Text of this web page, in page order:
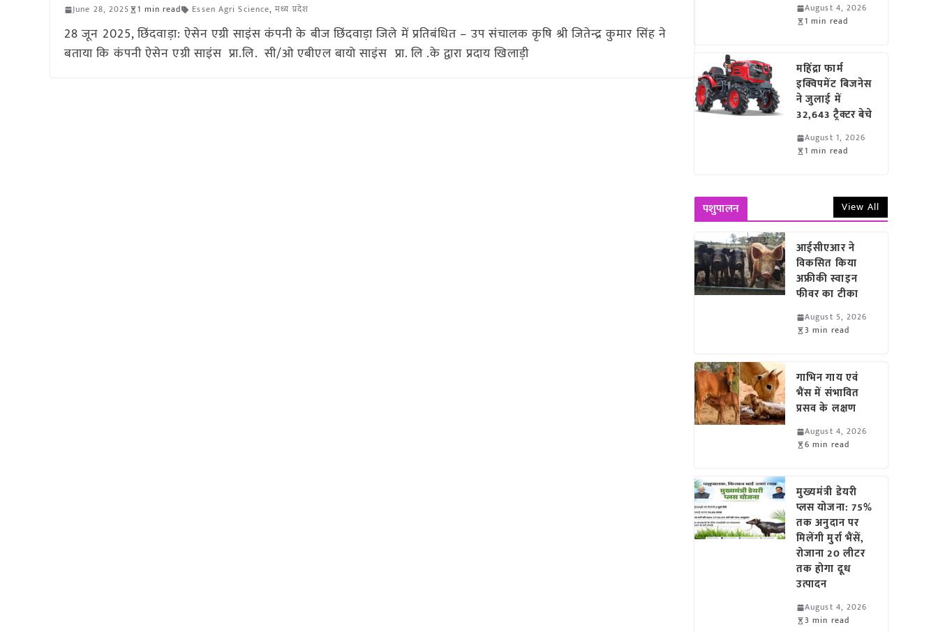
June 28, 2025 1 min read Essen Agri Science,मध्य प्रदेश
28 जून 2025, छिंदवाड़ा: ऐसेन एग्री साइंस कंपनी के बीज छिंदवाड़ा जिले में प्रतिबंधित – उप संचालक कृषि श्री जितेन्द्र कुमार सिंह ने
बताया कि कंपनी ऐसेन एग्री साइंस प्रा.लि. सी/ओ एबीएल बायो साइंस प्रा. लि .के द्वारा प्रदाय खिलाड़ी
August 4, 2026
1 min read
महिंद्रा फार्म
इक्विपमेंट बिजनेस
ने जुलाई में
32,643 ट्रैक्टर बेचे
August 1, 2026
1 min read
पशुपालन View All
आईसीएआर ने
विकसित किया
अफ्रीकी स्वाइन
फीवर का टीका
August 5, 2026
3 min read
गाभिन गाय एवं
भैंस में संभावित
प्रसव के लक्षण
August 4, 2026
6 min read
मुख्यमंत्री डेयरी
प्लस योजना: 75%
तक अनुदान पर
मिलेंगी मुर्रा भैंसें,
रोजाना 20 लीटर
तक होगा दूध
उत्पादन
August 4, 2026
3 min read